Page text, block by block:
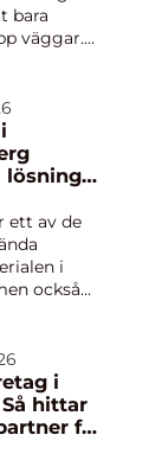
ren...
bara
väggar.
en
fasaden
och
till
lösningar
ett av de
i
också
grå yta. I
hållbarhet,
funktion
i
hittar
för